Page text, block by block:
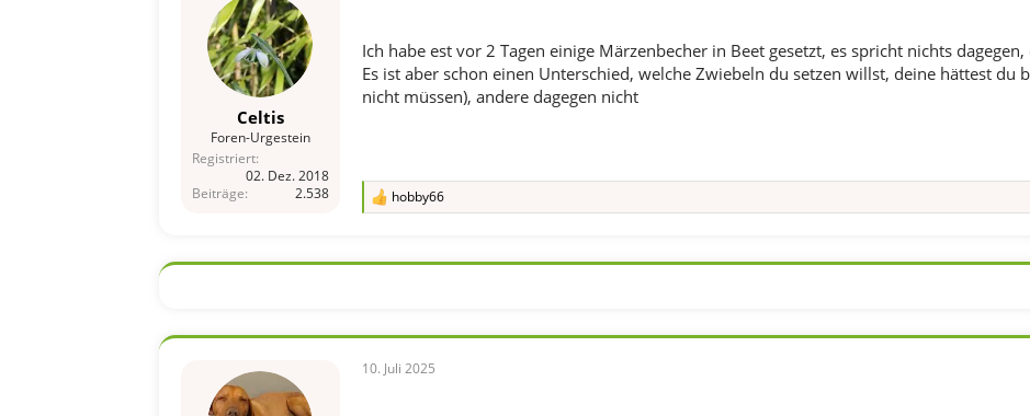
n
:
Celtis
Foren-Urgestein
Registriert
02. Dez. 2018
Beiträge
2.538
Ich habe est vor 2 Tagen einige Märzenbecher in Beet gesetzt, es spricht nichts
Es ist aber schon einen Unterschied, welche Zwiebeln du setzen willst, deine hättest du
nicht müssen), andere dagegen nicht
R
e
n
:
hobby66
10. Juli 2025